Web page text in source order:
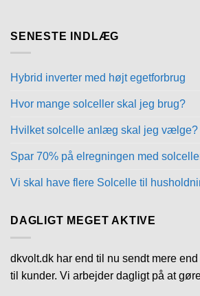
SENESTE INDLÆG
Hybrid inverter med højt egetforbrug
Hvor mange solceller skal jeg brug?
Hvilket solcelle anlæg skal jeg vælge?
Spar 70% på elregningen med
Vi skal have flere Solcelle til
DAGLIGT MEGET AKTIVE
dkvolt.dk har end til nu sendt mere
til kunder. Vi arbejder dagligt på at